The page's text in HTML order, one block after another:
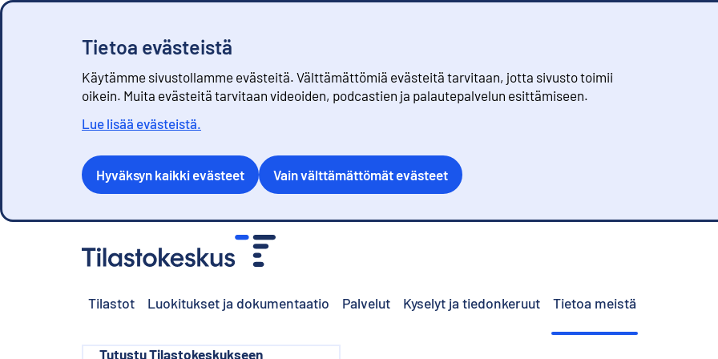
Tietoa evästeistä
Käytämme sivustollamme evästeitä. Välttämättömiä evästeitä tarvitaan, jotta sivusto toimii
oikein. Muita evästeitä tarvitaan videoiden, podcastien ja palautepalvelun esittämiseen.
Lue lisää evästeistä.
Hyväksyn kaikki evästeet Vain välttämättömät evästeet
Tilastot Luokitukset ja dokumentaatio Palvelut Kyselyt ja tiedonkeruut Tietoa meistä
Tutustu Tilastokeskukseen